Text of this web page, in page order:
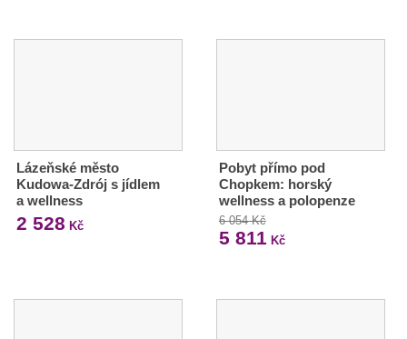
Lázeňské město
Kudowa-Zdrój s jídlem
a wellness
2 528 Kč
Pobyt přímo pod
Chopkem: horský
wellness a polopenze
6 054 Kč
5 811 Kč